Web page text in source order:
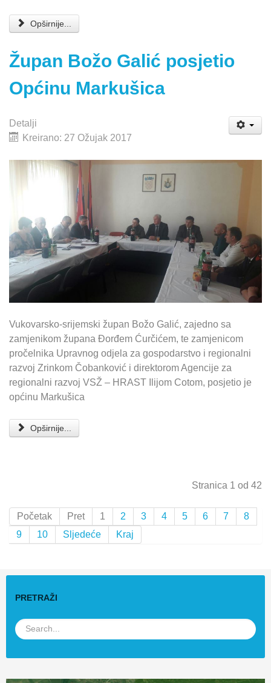
Opširnije...
Župan Božo Galić posjetio
Općinu Markušica
Detalji
Kreirano: 27 Ožujak 2017
Vukovarsko-srijemski župan Božo Galić, zajedno sa
zamjenikom župana Đorđem Ćurčićem, te zamjenicom
pročelnika Upravnog odjela za gospodarstvo i regionalni
razvoj Zrinkom Čobanković i direktorom Agencije za
regionalni razvoj VSŽ – HRAST Ilijom Cotom, posjetio je
općinu Markušica
Opširnije...
Stranica 1 od 42
Početak Pret 1 2 3 4 5 6 7
8
9
10 Sljedeće Kraj
PRETRAŽI